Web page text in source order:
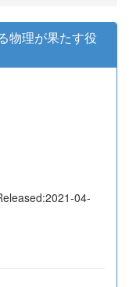
物理が果たす役
04-